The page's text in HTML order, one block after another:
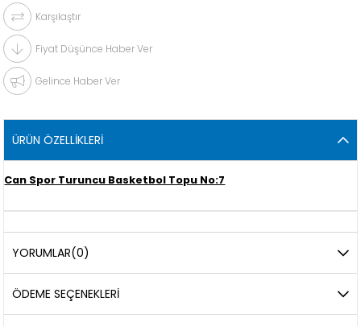
Karşılaştır
Fiyat Düşünce Haber Ver
Gelince Haber Ver
ÜRÜN ÖZELLIKLERI
Can Spor Turuncu Basketbol Topu No:7
YORUMLAR(0)
ÖDEME SEÇENEKLERI